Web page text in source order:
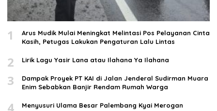
1
Arus Mudik Mulai Meningkat Melintasi Pos Pelayanan Cinta
Kasih, Petugas Lakukan Pengaturan Lalu Lintas
2 Lirik Lagu Yasir Lana atau Ilahana Ya Ilahana
3
Dampak Proyek PT KAI di Jalan Jenderal Sudirman Muara
Enim Sebabkan Banjir Rendam Rumah Warga
4 Menyusuri Ulama Besar Palembang Kyai Merogan